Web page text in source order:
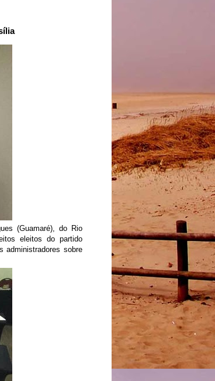
(Guamaré), do Rio
eleitos do partido
administradores sobre